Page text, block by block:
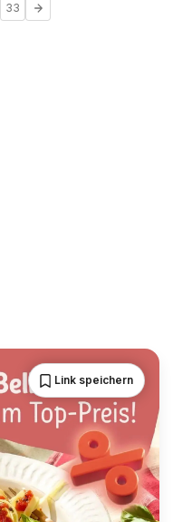
33
Link speichern